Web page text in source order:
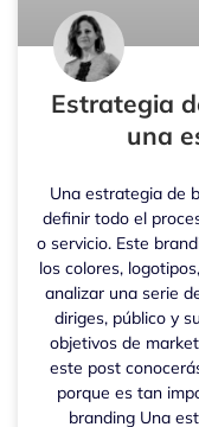
Estrategia
una
Una estrategia de
definir todo el
o servicio. Este
los colores,
analizar una serie
diriges, público y
objetivos de
este post
porque es tan
branding Una